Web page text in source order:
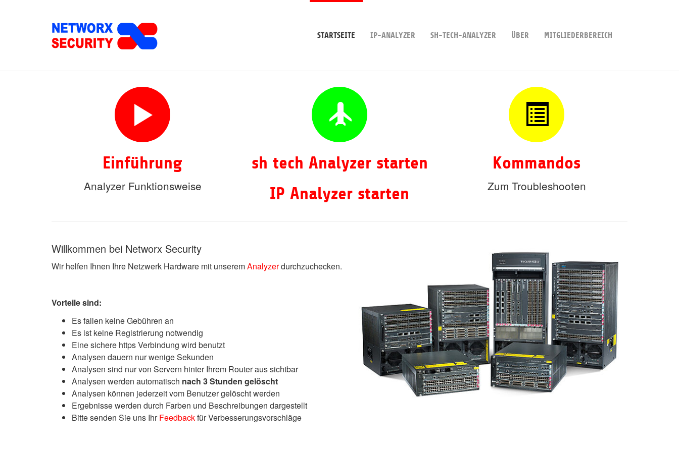
STARTSEITE IP-ANALYZER SH-TECH-ANALYZER ÜBER MITGLIEDERBEREICH
Einführung
Analyzer Funktionsweise
sh tech Analyzer starten
IP Analyzer starten
Kommandos
Zum Troubleshooten
Willkommen bei Networx Security
Wir helfen Ihnen Ihre Netzwerk Hardware mit unseremAnalyzerdurchzuchecken.
Vorteile sind:
Es fallen keine Gebühren an
Es ist keine Registrierung notwendig
Eine sichere https Verbindung wird benutzt
Analysen dauern nur wenige Sekunden
Analysen sind nur von Servern hinter Ihrem Router aus sichtbar
Analysen werden automatisch nach 3 Stunden gelöscht
Analysen können jederzeit vom Benutzer gelöscht werden
Ergebnisse werden durch Farben und Beschreibungen dargestellt
Bitte senden Sie uns IhrFeedbackfür Verbesserungsvorschläge